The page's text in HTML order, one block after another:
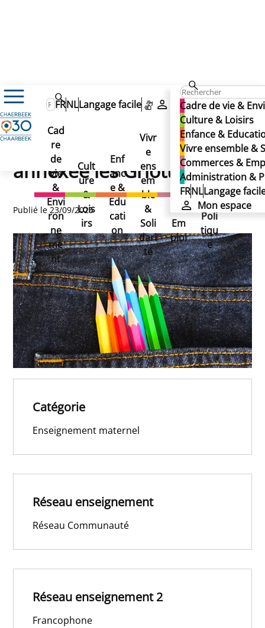
Cadre de vie &
Culture & Loisirs
Enfance &
Vivre ensemble &
Commerces &
Administration &
FRNLLangage
Mon espace
FRNLLangage facile
Mon espace
Cad
re
de
vie
&
Envi
ron
ne
me
nt
Cult
ure
&
Lois
irs
Enf
anc
e &
Edu
cati
on
Vivr
e
ens
em
ble
&
Soli
dari
té
Co
mm
erc
es
&
Em
ploi
Ad
min
istr
atio
n &
Poli
tiqu
e
Enfance & Education
Enseignement
Annuaire des écoles
Ecole fondamentale annexée les Griottes
Ecole fondamentale
annexée les Griottes
Ecole fondamentale
annexée les Griottes
Publié le 23/09/2025
Catégorie
Enseignement maternel
Réseau enseignement
Réseau Communauté
Réseau enseignement 2
Francophone